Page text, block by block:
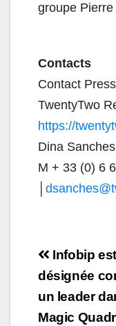
groupe
Contacts
Contact
TwentyTwo
https://
Dina
M + 33 (0) 6
de
l’article
Infobip est
désignée
un leader
Magic